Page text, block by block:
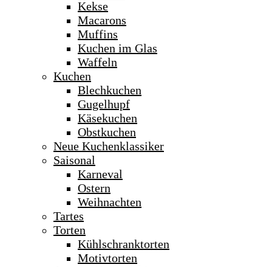
Kekse
Macarons
Muffins
Kuchen im Glas
Waffeln
Kuchen
Blechkuchen
Gugelhupf
Käsekuchen
Obstkuchen
Neue Kuchenklassiker
Saisonal
Karneval
Ostern
Weihnachten
Tartes
Torten
Kühlschranktorten
Motivtorten